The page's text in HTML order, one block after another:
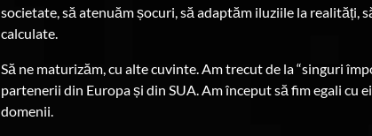
societate, să atenuăm șocuri, să adaptăm iluziile la realități,
calculate.
Să ne maturizăm, cu alte cuvinte. Am trecut de la “singuri
partenerii din Europa și din SUA. Am început să fim egali cu
domenii.